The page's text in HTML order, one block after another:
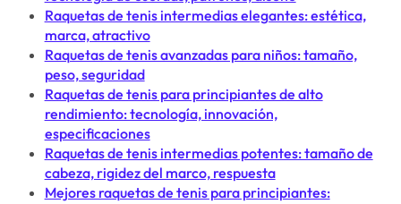
Raquetas de tenis intermedias elegantes: estética,
marca, atractivo
Raquetas de tenis avanzadas para niños: tamaño,
peso, seguridad
Raquetas de tenis para principiantes de alto
rendimiento: tecnología, innovación,
especificaciones
Raquetas de tenis intermedias potentes: tamaño de
cabeza, rigidez del marco, respuesta
Mejores raquetas de tenis para principiantes: